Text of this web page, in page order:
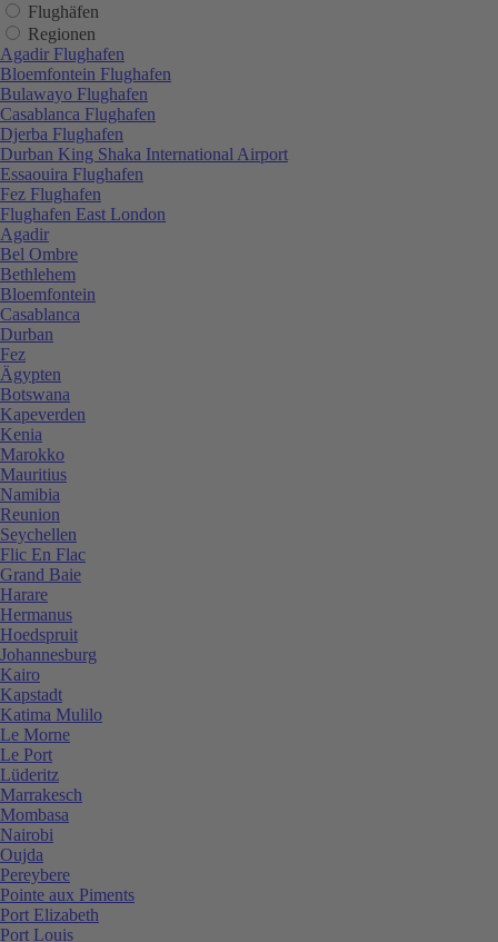
Flughäfen
Regionen
Agadir Flughafen
Bloemfontein Flughafen
Bulawayo Flughafen
Casablanca Flughafen
Djerba Flughafen
Durban King Shaka International Airport
Essaouira Flughafen
Fez Flughafen
Flughafen East London
Agadir
Bel Ombre
Bethlehem
Bloemfontein
Casablanca
Durban
Fez
Ägypten
Botswana
Kapeverden
Kenia
Marokko
Mauritius
Namibia
Reunion
Seychellen
Flic En Flac
Grand Baie
Harare
Hermanus
Hoedspruit
Johannesburg
Kairo
Kapstadt
Katima Mulilo
Le Morne
Le Port
Lüderitz
Marrakesch
Mombasa
Nairobi
Oujda
Pereybere
Pointe aux Piments
Port Elizabeth
Port Louis